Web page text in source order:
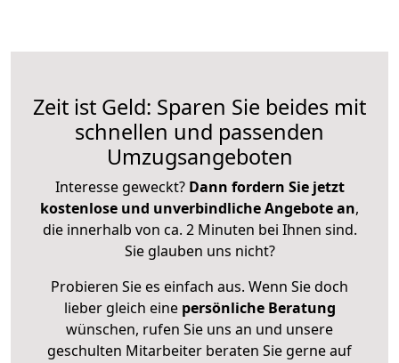
Zeit ist Geld: Sparen Sie beides mit
schnellen und passenden
Umzugsangeboten
Interesse geweckt? Dann fordern Sie jetzt
kostenlose und unverbindliche Angebote an,
die innerhalb von ca. 2 Minuten bei Ihnen sind.
Sie glauben uns nicht?
Probieren Sie es einfach aus. Wenn Sie doch
lieber gleich eine persönliche Beratung
wünschen, rufen Sie uns an und unsere
geschulten Mitarbeiter beraten Sie gerne auf